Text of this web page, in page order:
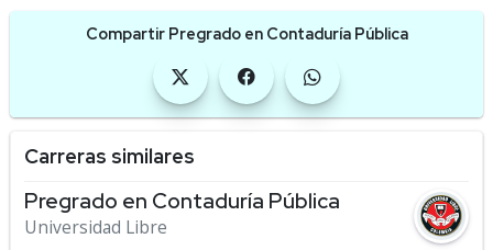
Compartir Pregrado en Contaduría Pública
Carreras similares
Pregrado en Contaduría Pública
Universidad Libre